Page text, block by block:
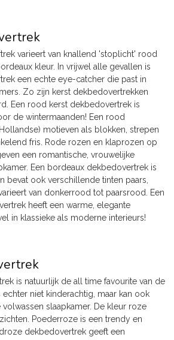
varieert van knallend 'stoplicht' rood
kleur. In vrijwel alle gevallen is
een echte eye-catcher die past in
Zo zijn kerst dekbedovertrekken
Een rood kerst dekbedovertrek is
de wintermaanden! Een rood
motieven als blokken, strepen
fris. Rode rozen en klaprozen op
een romantische, vrouwelijke
Een bordeaux dekbedovertrek is
bevat ook verschillende tinten paars,
van donkerrood tot paarsrood. Een
heeft een warme, elegante
in klassieke als moderne interieurs!
is natuurlijk de all time favourite van de
echter niet kinderachtig, maar kan ook
slaapkamer. De kleur roze
Poederroze is een trendy en
dekbedovertrek geeft een